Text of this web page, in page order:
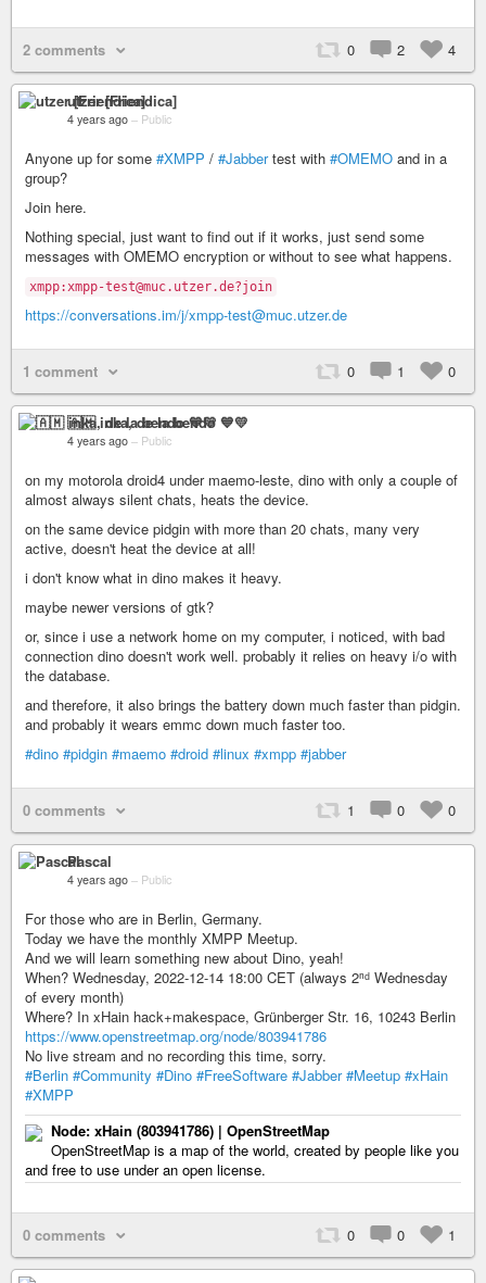
2 comments 0 2 4
utzer [Friendica]
4 years ago – Public
Anyone up for some #XMPP / #Jabbertest with #OMEMO and in a
group?
Join here.
Nothing special, just want to find out if it works, just send some
messages with OMEMO encryption or without to see what happens.
xmpp:xmpp-test@muc.utzer.de?join
https://conversations.im/j/xmpp-test@muc.utzer.de
1 comment 0 1 0
🇦🇲 inka, de la bendo 💙💛
4 years ago – Public
on my motorola droid4 under maemo-leste, dino with only a couple of
almost always silent chats, heats the device.
on the same device pidgin with more than 20 chats, many very
active, doesn't heat the device at all!
i don't know what in dino makes it heavy.
maybe newer versions of gtk?
or, since i use a network home on my computer, i noticed, with bad
connection dino doesn't work well. probably it relies on heavy i/o with
the database.
and therefore, it also brings the battery down much faster than pidgin.
and probably it wears emmc down much faster too.
#dino #pidgin #maemo #droid #linux #xmpp #jabber
0 comments 1 0 0
Pascal
4 years ago – Public
For those who are in Berlin, Germany.
Today we have the monthly XMPP Meetup.
And we will learn something new about Dino, yeah!
When? Wednesday, 2022-12-14 18:00 CET (always 2ⁿᵈ Wednesday
of every month)
Where? In xHain hack+makespace, Grünberger Str. 16, 10243 Berlin
https://www.openstreetmap.org/node/803941786
No live stream and no recording this time, sorry.
#Berlin #Community #Dino #FreeSoftware #Jabber #Meetup #xHain
#XMPP
Node: ‪xHain‬ (‪803941786‬) | OpenStreetMap
OpenStreetMap is a map of the world, created by people like you
and free to use under an open license.
0 comments 0 0 1